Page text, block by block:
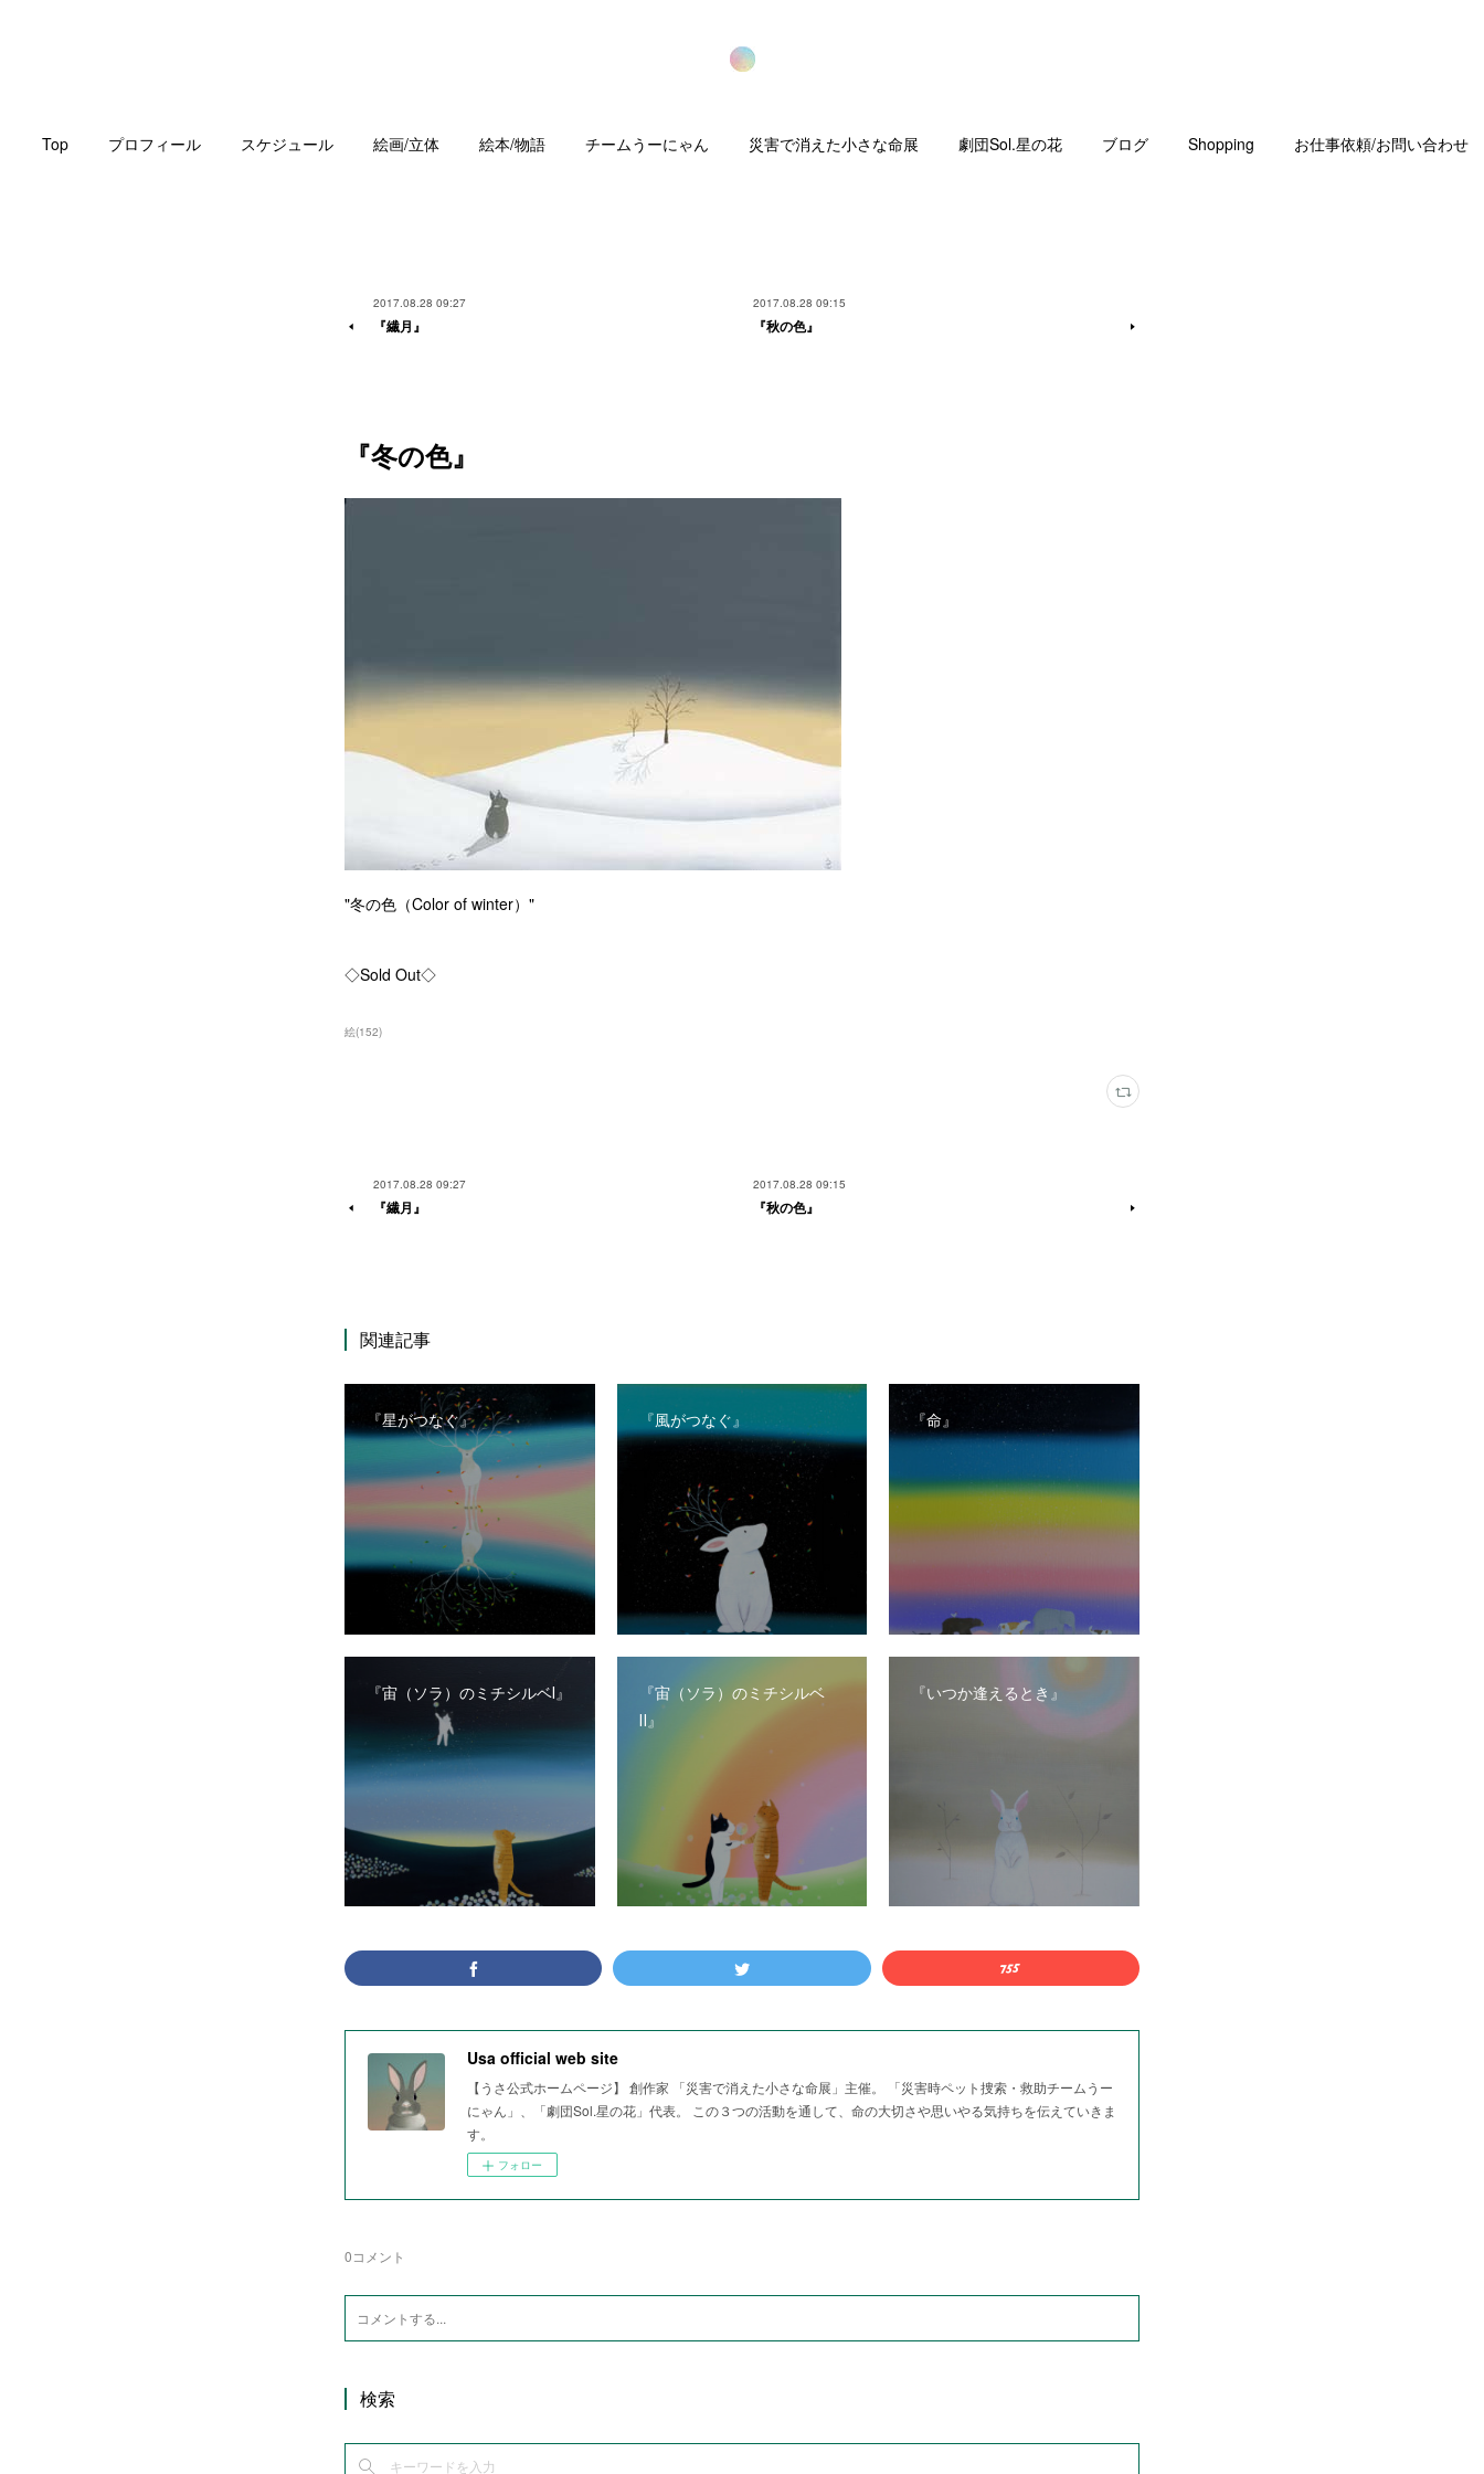
Top プロフィール スケジュール 絵画/立体 絵本/物語 チームうーにゃん 災害で消えた小さな命展 劇団Sol.星の花 ブログ Shopping お仕事依頼/お問い合わせ
2017.08.28 09:27
『繊月』
2017.08.28 09:15
『秋の色』
『冬の色』
"冬の色（Color of winter）"
◇Sold Out◇
絵(152)
2017.08.28 09:27
『繊月』
2017.08.28 09:15
『秋の色』
関連記事
『星がつなぐ』 『風がつなぐ』 『命』
『宙（ソラ）のミチシルベⅠ』
『宙（ソラ）のミチシルベ
Ⅱ』
『いつか逢えるとき』
Usa official web site
【うさ公式ホームページ】 創作家 「災害で消えた小さな命展」主催。 「災害時ペット捜索・救助チームうー
にゃん」、「劇団Sol.星の花」代表。 この３つの活動を通して、命の大切さや思いやる気持ちを伝えていきま
す。
フォロー
0コメント
検索